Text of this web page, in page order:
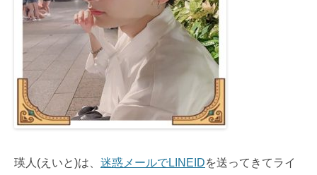
瑛人(えいと)は、 迷惑メールでLINEIDを送ってきてライ